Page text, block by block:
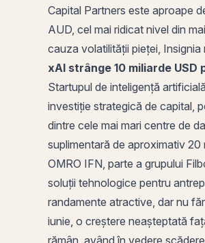
Capital Partners este aproape
AUD, cel mai ridicat nivel din
cauza volatilității pieței,
xAI strânge 10 miliarde USD
Startupul de inteligență
investiție strategică de capital,
dintre cele mai mari centre de
suplimentară de aproximativ 20
OMRO IFN, parte a grupului
soluții tehnologice pentru
randamente atractive, dar nu
iunie, o creștere neașteptată
rămân, având în vedere